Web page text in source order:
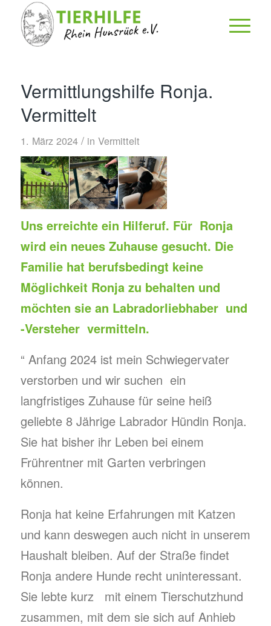
Vermittlungshilfe Ronja.
Vermittelt
1. März 2024 / in Vermittelt
Uns erreichte ein Hilferuf. Für Ronja
wird ein neues Zuhause gesucht. Die
Familie hat berufsbedingt keine
Möglichkeit Ronja zu behalten und
möchten sie an Labradorliebhaber und
-Versteher vermitteln.
“ Anfang 2024 ist mein Schwiegervater
verstorben und wir suchen ein
langfristiges Zuhause für seine heiß
geliebte 8 Jährige Labrador Hündin Ronja.
Sie hat bisher ihr Leben bei einem
Frührentner mit Garten verbringen
können.
Ronja hat keine Erfahrungen mit Katzen
und kann deswegen auch nicht in unserem
Haushalt bleiben. Auf der Straße findet
Ronja andere Hunde recht uninteressant.
Sie lebte kurz mit einem Tierschutzhund
zusammen, mit dem sie sich auf Anhieb